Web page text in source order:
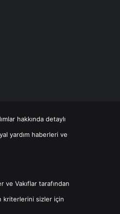
hakkında detaylı
yardım haberleri ve
Vakıflar tarafından
kriterlerini sizler için